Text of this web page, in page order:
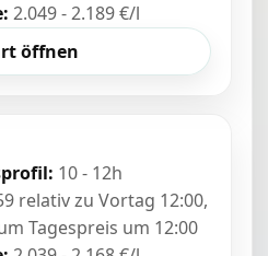
2.049 - 2.189 €/l
öffnen
10 - 12h
relativ zu Vortag 12:00,
Tagespreis um 12:00